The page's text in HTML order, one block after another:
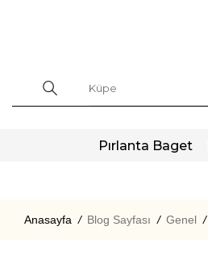
Pırlanta Baget
Anasayfa / Blog Sayfası / Genel /